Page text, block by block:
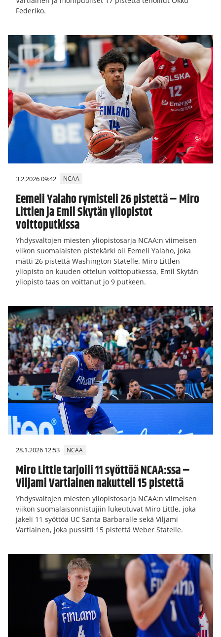
Federiko.
3.2.2026 09:42 NCAA
Eemeli Yalaho rymisteli 26 pistettä – Miro
Littlen ja Emil Skytän yliopistot
voittoputkissa
Yhdysvaltojen miesten yliopistosarja NCAA:n viimeisen
viikon suomalaisten pistekärki oli Eemeli Yalaho, joka
mätti 26 pistettä Washington Statelle. Miro Littlen
yliopisto on kuuden ottelun voittoputkessa, Emil Skytän
yliopisto taas on voittanut jo 9 putkeen.
28.1.2026 12:53 NCAA
Miro Little tarjoili 11 syöttöä NCAA:ssa –
Viljami Vartiainen nakutteli 15 pistettä
Yhdysvaltojen miesten yliopistosarja NCAA:n viimeisen
viikon suomalaisonnistujiin lukeutuvat Miro Little, joka
jakeli 11 syöttöä UC Santa Barbaralle sekä Viljami
Vartiainen, joka pussitti 15 pistettä Weber Statelle.